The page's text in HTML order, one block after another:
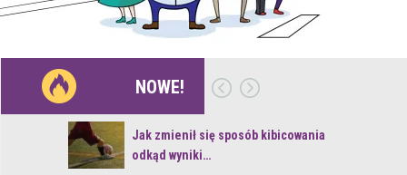
NOWE!
Jak zmienił się sposób kibicowania
odkąd wyniki…